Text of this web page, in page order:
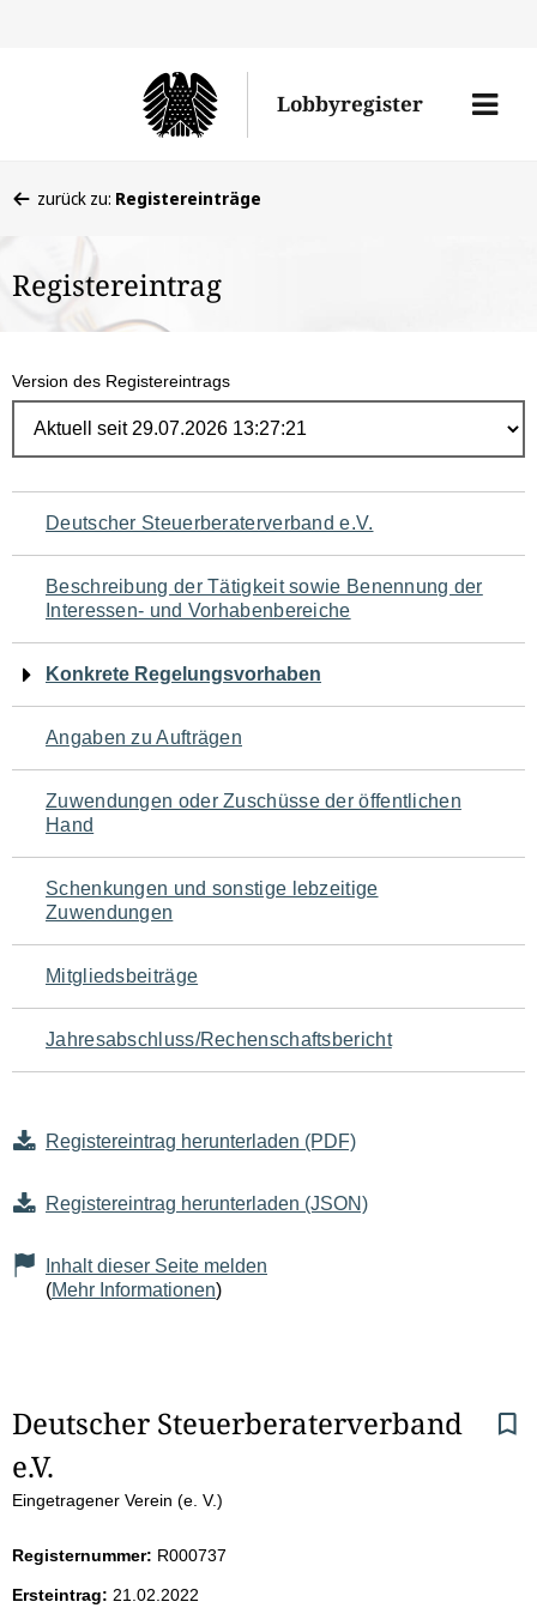
Lobbyregister
Menü
befinden
hier:
zurück zu: Registereinträge
Registereintrag
Version des Registereintrags
Navigation
für
den
Seiteninhalt
Deutscher Steuerberaterverband e.V.
Beschreibung der Tätigkeit sowie Benennung der
Interessen- und Vorhabenbereiche
Konkrete Regelungsvorhaben
Angaben zu Aufträgen
Zuwendungen oder Zuschüsse der öffentlichen
Hand
Schenkungen und sonstige lebzeitige
Zuwendungen
Mitgliedsbeiträge
Jahresabschluss/Rechenschaftsbericht
Registereintrag herunterladen (PDF)
Registereintrag herunterladen (JSON)
Inhalt dieser Seite melden
(Mehr Informationen)
S
e
t
Deutscher Steuerberaterverband
e.V.
Eingetragener Verein (e. V.)
Registernummer: R000737
Ersteintrag: 21.02.2022